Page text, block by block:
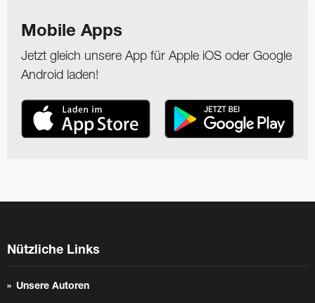
Mobile Apps
Jetzt gleich unsere App für Apple iOS oder Google
Android laden!
Nützliche Links
Unsere Autoren